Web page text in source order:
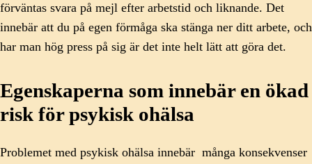
förväntas svara på mejl efter arbetstid och liknande. Det
innebär att du på egen förmåga ska stänga ner ditt arbete, och
har man hög press på sig är det inte helt lätt att göra det.
Egenskaperna som innebär en ökad
risk för psykisk ohälsa
Problemet med psykisk ohälsa innebär många konsekvenser